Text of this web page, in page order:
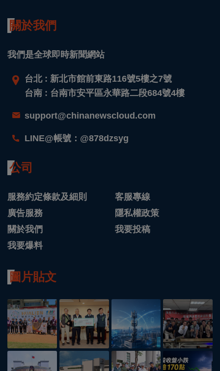
關於我們
我們是全球即時新聞網站
台北 : 新北市館前東路116號5樓之7號
台南 : 台南市安平區永華路二段684號4樓
support@chinanewscloud.com
LINE@帳號：@878dzsyg
公司
服務約定條款及細則
客服專線
廣告服務
隱私權政策
關於我們
我要投稿
我要爆料
圖片貼文